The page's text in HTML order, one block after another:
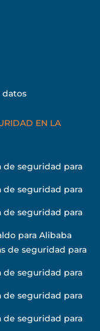
datos
EN LA
de seguridad para
de seguridad para
de seguridad para
para Alibaba
de seguridad para
de seguridad para
de seguridad para
de seguridad para